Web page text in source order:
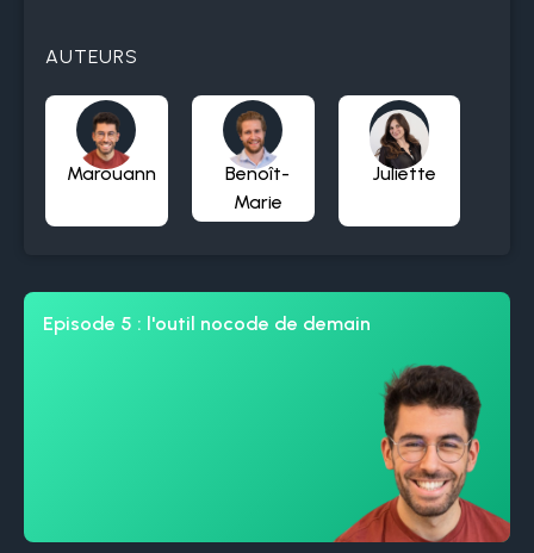
AUTEURS
Marouann
Benoît-
Marie
Juliette
Episode 5 : l'outil nocode de demain